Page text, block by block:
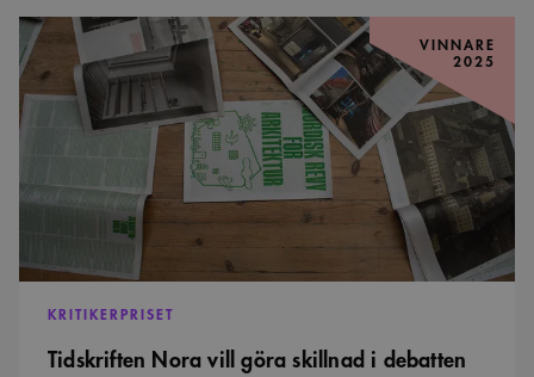
Tidskriften
Nora
vill
göra
skillnad
i
VINNARE
2025
KRITIKERPRISET
Tidskriften Nora vill göra skillnad i debatten